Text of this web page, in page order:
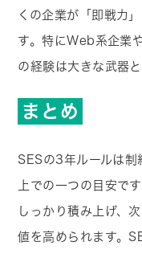
くの企業が「即戦力
す。特にWeb系企業
の経験は大きな武器と
まとめ
SESの3年ルールは制
上での一つの目安で
しっかり積み上げ、
値を高められます。